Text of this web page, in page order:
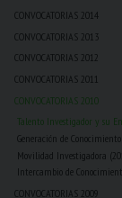
CONVOCATORIAS 2014
CONVOCATORIAS 2013
CONVOCATORIAS 2012
CONVOCATORIAS 2011
CONVOCATORIAS 2010
Talento Investigador y su
Generación de
Movilidad Investigadora
Intercambio de
CONVOCATORIAS 2009